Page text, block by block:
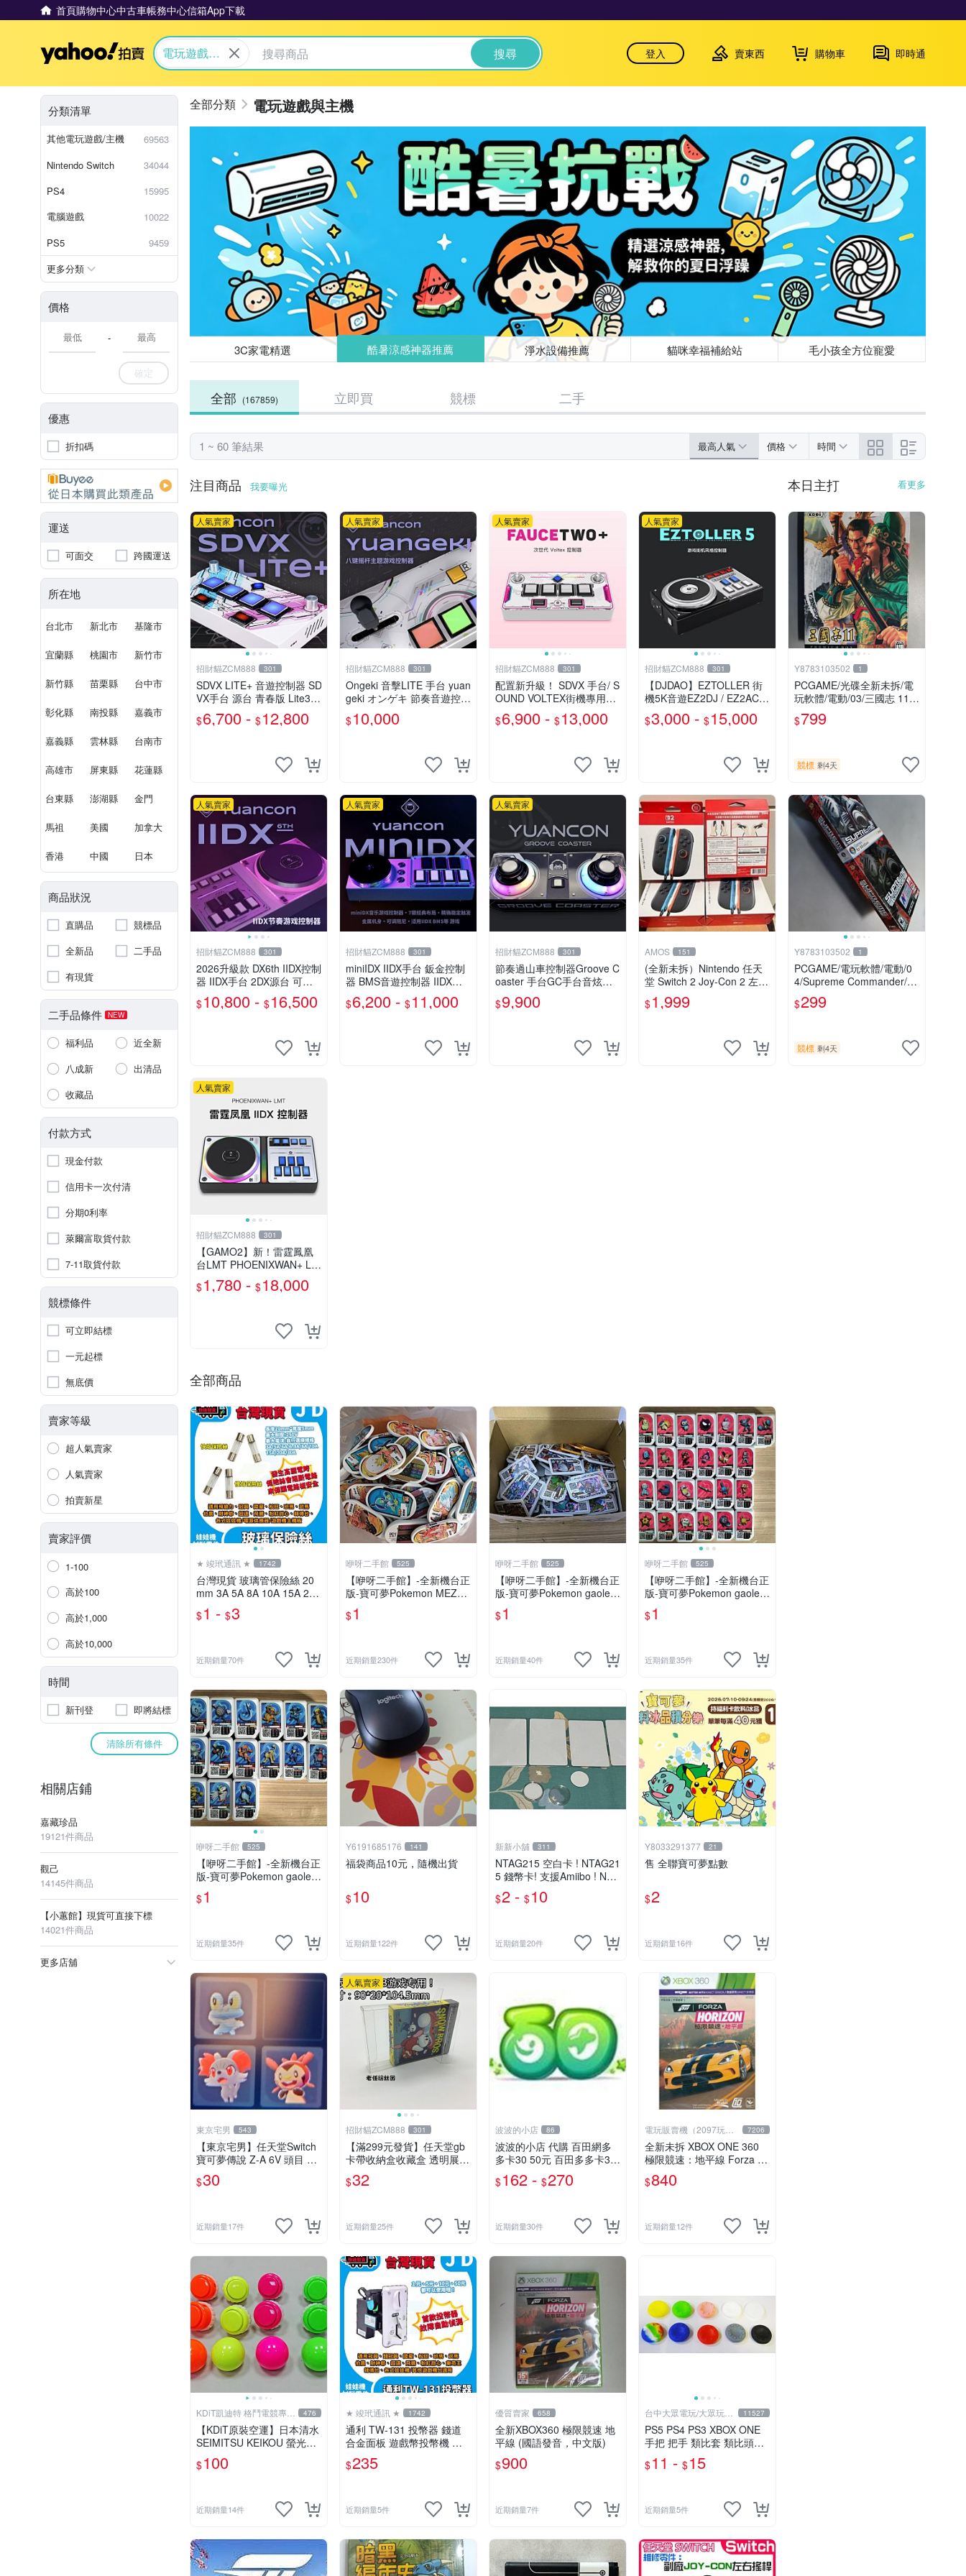
首頁購物中心中古車帳務中心信箱App下載
Yahoo拍賣
電玩遊戲與
搜尋 登入 賣東西 購物車 即時通
分類清單
其他電玩遊戲/主機
69563
Nintendo Switch
34044
PS4
15995
電腦遊戲
10022
PS5
9459
更多分類
價格
-
確定
優惠
折扣碼
運送
可面交 跨國運送
所在地
台北市 新北市 基隆市
宜蘭縣 桃園市 新竹市
新竹縣 苗栗縣 台中市
彰化縣 南投縣 嘉義市
嘉義縣 雲林縣 台南市
高雄市 屏東縣 花蓮縣
台東縣 澎湖縣 金門
馬祖 美國 加拿大
香港 中國 日本
商品狀況
直購品
競標品
全新品
二手品
有現貨
二手品條件 NEW
福利品
近全新
八成新
出清品
收藏品
付款方式
現金付款
信用卡一次付清
分期0利率
萊爾富取貨付款
7-11取貨付款
競標條件
可立即結標
一元起標
無底價
賣家等級
超人氣賣家
人氣賣家
拍賣新星
賣家評價
1-100
高於100
高於1,000
高於10,000
時間
新刊登 即將結標
清除所有條件
相關店鋪
嘉藏珍品
19121件商品
觀己
14145件商品
【小蕙館】現貨可直接下標
14021件商品
更多店舖
電玩遊戲與主機
3C家電精選 酷暑涼感神器推薦 淨水設備推薦 貓咪幸福補給站 毛小孩全方位寵愛
全部 (167859) 立即買 競標 二手
1 ~ 60 筆結果 最高人氣 價格 時間
注目商品 我要曝光
人氣賣家
招財貓ZCM888 301
SDVX LITE+ 音遊控制器 SD
VX手台 源台 青春版 Lite3節
奏遊戲控制器
$6,700 - $12,800
人氣賣家
招財貓ZCM888 301
Ongeki 音擊LITE 手台 yuan
geki オンゲキ 節奏音遊控制
器 外設
$10,000
人氣賣家
招財貓ZCM888 301
配置新升級！ SDVX 手台/ S
OUND VOLTEX街機專用代
號：FAUCETWO+
$6,900 - $13,000
人氣賣家
招財貓ZCM888 301
【DJDAO】EZTOLLER 街
機5K音遊EZ2DJ / EZ2AC /
EZ2ON 專用手台
$3,000 - $15,000
人氣賣家
招財貓ZCM888 301
2026升級款 DX6th IIDX控制
器 IIDX手台 2DX源台 可調
轉盤阻力 音遊控制器
$10,800 - $16,500
人氣賣家
招財貓ZCM888 301
miniIDX IIDX手台 鈑金控制
器 BMS音遊控制器 IIDX專
用手台
$6,200 - $11,000
人氣賣家
招財貓ZCM888 301
節奏過山車控制器Groove C
oaster 手台GC手台音炫軌
道控制器
$9,900
AMOS 151
(全新未拆）Nintendo 任天
堂 Switch 2 Joy-Con 2 左右
手控制器 NS2 現貨 台灣公
司貨/switch2 手把/
$1,999
人氣賣家
招財貓ZCM888 301
【GAMO2】新！雷霆鳳凰
台LMT PHOENIXWAN+ LM
T IIDX貳寺專控手遊
$1,780 - $18,000
全部商品
★ 竣玳通訊 ★ 1742
台灣現貨 玻璃管保險絲 20
mm 3A 5A 8A 10A 15A 20A
30A 主機板保險絲 冠興 財
神爺 飛絡力 娃娃機零件
$1 - $3
近期銷量70件
咿呀二手館 525
【咿呀二手館】-全新機台正
版-寶可夢Pokemon MEZAS
TAR星塵寶可夢卡匣- 混各
彈星塵寶可夢卡匣- 2.3.4星
$1
近期銷量230件
咿呀二手館 525
【咿呀二手館】-全新機台正
版-寶可夢Pokemon gaole-
混各彈寶可夢卡匣- 四星隨
機款、4星不挑款、隨機出
$1
近期銷量40件
咿呀二手館 525
【咿呀二手館】-全新機台正
版-寶可夢Pokemon gaole-
混各彈寶可夢卡匣- 一星隨
機款、1星不挑款、隨機出
$1
近期銷量35件
咿呀二手館 525
【咿呀二手館】-全新機台正
版-寶可夢Pokemon gaole-
混各彈寶可夢卡匣- 二星隨
機款、2星不挑款、隨機出
$1
近期銷量35件
Y6191685176 141
福袋商品10元，隨機出貨
$10
近期銷量122件
新新小舖 311
NTAG215 空白卡 ! NTAG21
5 錢幣卡! 支援Amiibo ! NFC
卡 ! 全新未使用 !
$2 - $10
近期銷量20件
Y8033291377 21
售 全聯寶可夢點數
$2
近期銷量16件
東京宅男 543
【東京宅男】任天堂Switch
寶可夢傳說 Z-A 6V 頭目 色
違 XY版御三家 一隻30元
$30
近期銷量17件
人氣賣家
招財貓ZCM888 301
【滿299元發貨】任天堂gb
卡帶收納盒收藏盒 透明展示
盒 gameboy正版游戲保護
日版
$32
近期銷量25件
波波的小店 86
波波的小店 代購 百田網多
多卡30 50元 百田多多卡30
50奧幣(奧比島 奧拉星 龍鬥
士 奧奇傳說 奧雅之光 奧義
$162 - $270
近期銷量30件
電玩販賣機（2097玩具
公仔舖
7206
全新未拆 XBOX ONE 360
極限競速：地平線 Forza H
orizon (講中文的) -中英文字
幕語音亞版-
$840
近期銷量12件
KDiT凱迪特 格鬥電競專業 476
【KDiT原裝空運】日本清水
SEIMITSU KEIKOU 螢光色
系30/24按鈕&搖桿球 全4色
$100
近期銷量14件
★ 竣玳通訊 ★ 1742
通利 TW-131 投幣器 錢道
合金面板 遊戲幣投幣機 娃
娃機 冠興 飛絡力 財神爺 大
型遊戲機投幣器
$235
近期銷量5件
優質賣家 658
全新XBOX360 極限競速 地
平線 (國語發音，中文版)
$900
近期銷量7件
台中大眾電玩/大眾玩具
店
11527
PS5 PS4 PS3 XBOX ONE
手把 把手 類比套 類比頭防
滑保護套 香菇 磨菇頭 搖杆
防塵套【台中大眾電玩】
$11 - $15
近期銷量5件
本日主打 看更多
Y8783103502 1
PCGAME/光碟全新未拆/電
玩軟體/電動/03/三國志 11/K
OEI 光榮/非大宇/非軟體世
界/非宇峻(競標品/下標前請
$799
競標 剩4天
Y8783103502 1
PCGAME/電玩軟體/電動/0
4/Supreme Commander/非
大宇/非軟體世界/非宇峻(競
標品/下標前請細讀商品內
$299
競標 剩4天